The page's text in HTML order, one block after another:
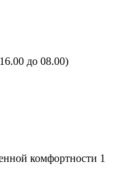
до 08.00)
комфортности 1